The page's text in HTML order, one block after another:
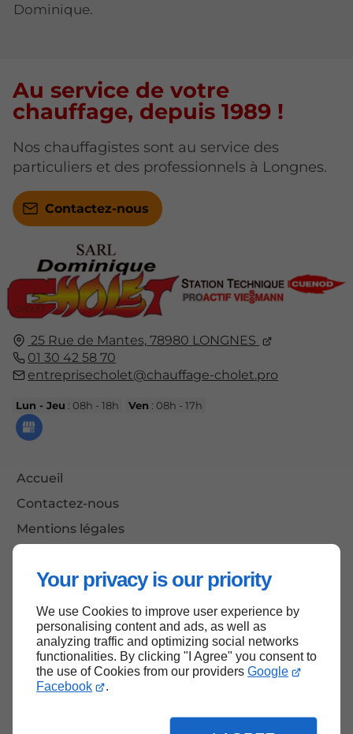
Your privacy is our priority
We use Cookies to improve user experience by
personalising content and ads, as well as
analyzing traffic and optimizing social networks
functionalities. By clicking "I Agree" you consent to
the use of Cookies from our providers Google
Facebook
.
Dominique.
25 Rue de Mantes, 78980 LONGNES
01 30 42 58 70
entreprisecholet@chauffage-cholet.pro
Lun - Jeu : 08h - 18h Ven : 08h - 17h
Accueil
Contactez-nous
Mentions légales
Au service de votre
chauffage, depuis 1989 !
Nos chauffagistes sont au service des
particuliers et des professionnels à Longnes.
Contactez-nous
Haut de page